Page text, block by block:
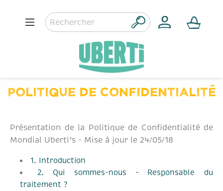
POLITIQUE DE CONFIDENTIALITÉ
Présentation de la Politique de Confidentialité de
Mondial Uberti’s - Mise à jour le 24/05/18
1. Introduction
2. Qui sommes-nous – Responsable du
traitement ?